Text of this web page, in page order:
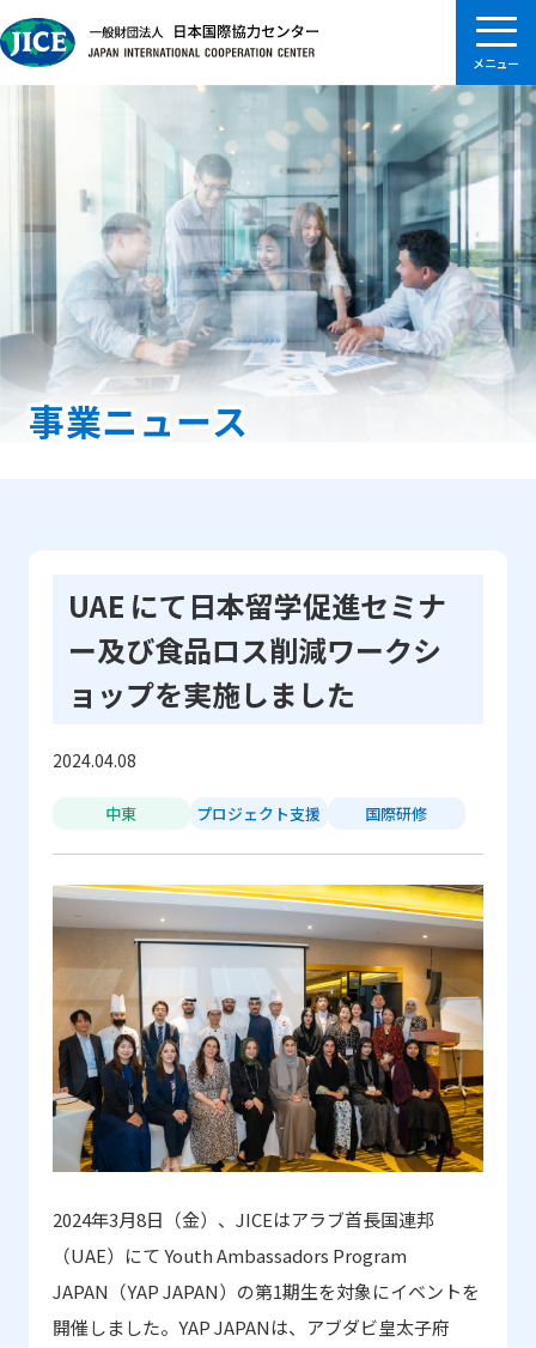
事業ニュース
UAE にて日本留学促進セミナ
ー及び食品ロス削減ワークシ
ョップを実施しました
2024.04.08
中東 プロジェクト支援 国際研修
2024年3月8日（金）、 JICEはアラブ首長国連邦
（UAE）にてYouth Ambassadors Program
JAPAN （YAP JAPAN）の第1期生を対象にイベントを
開催しました。 YAP JAPANは、アブダビ皇太子府